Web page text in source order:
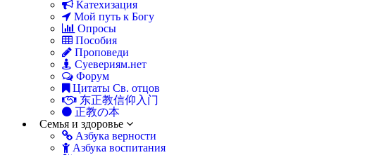
Катехизация
Мой путь к Богу
Опросы
Пособия
Проповеди
Суевериям.нет
Форум
Цитаты Св. отцов
东正教信仰入门
正教の本
Семья и здоровье
Азбука верности
Азбука воспитания